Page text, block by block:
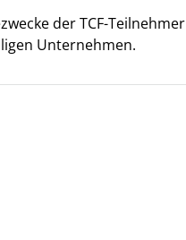
der TCF-Teilnehmer
Unternehmen.